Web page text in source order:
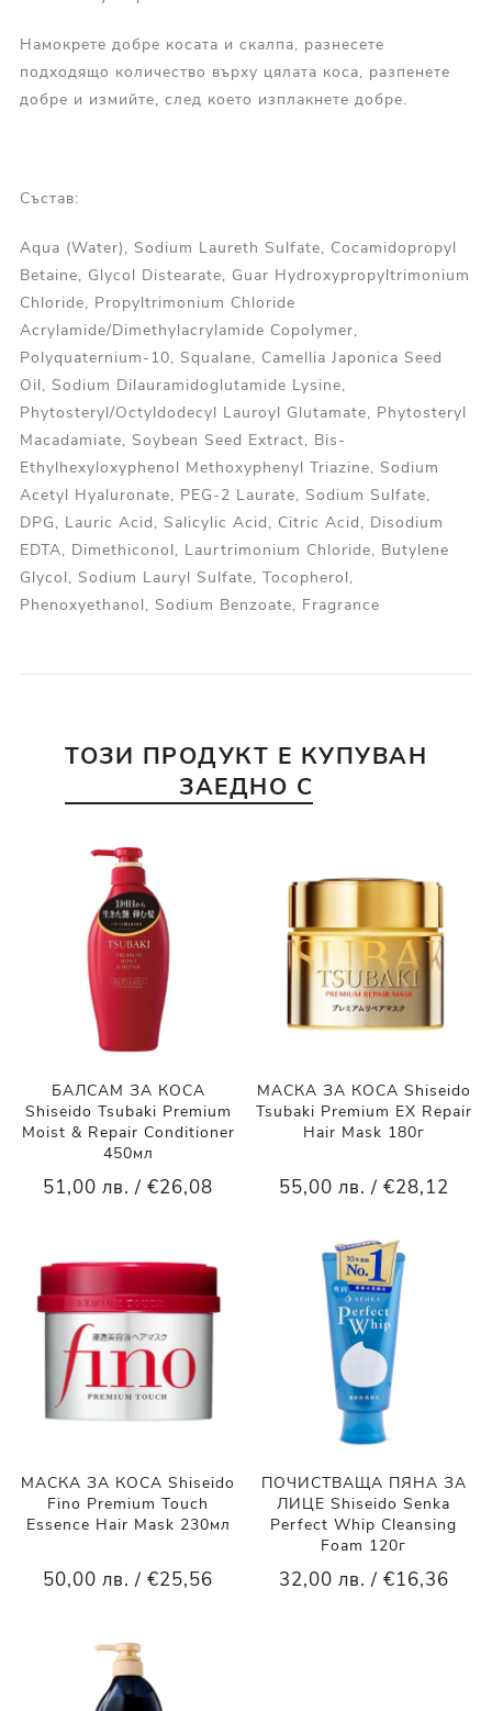
Намокрете добре косата и скалпа, разнесете
подходящо количество върху цялата коса, разпенете
добре и измийте, след което изплакнете добре.
Състав:
Aqua (Water), Sodium Laureth Sulfate, Cocamidopropyl
Betaine, Glycol Distearate, Guar Hydroxypropyltrimonium
Chloride, Propyltrimonium Chloride
Acrylamide/Dimethylacrylamide Copolymer,
Polyquaternium-10, Squalane, Camellia Japonica Seed
Oil, Sodium Dilauramidoglutamide Lysine,
Phytosteryl/Octyldodecyl Lauroyl Glutamate, Phytosteryl
Macadamiate, Soybean Seed Extract, Bis-
Ethylhexyloxyphenol Methoxyphenyl Triazine, Sodium
Acetyl Hyaluronate, PEG-2 Laurate, Sodium Sulfate,
DPG, Lauric Acid, Salicylic Acid, Citric Acid, Disodium
EDTA, Dimethiconol, Laurtrimonium Chloride, Butylene
Glycol, Sodium Lauryl Sulfate, Tocopherol,
Phenoxyethanol, Sodium Benzoate, Fragrance
ТОЗИ ПРОДУКТ Е КУПУВАН
ЗАЕДНО С
БАЛСАМ ЗА КОСА
Shiseido Tsubaki Premium
Moist & Repair Conditioner
450мл
51,00 лв. / €26,08
МАСКА ЗА КОСА Shiseido
Tsubaki Premium EX Repair
Hair Mask 180г
55,00 лв. / €28,12
МАСКА ЗА КОСА Shiseido
Fino Premium Touch
Essence Hair Mask 230мл
50,00 лв. / €25,56
ПОЧИСТВАЩА ПЯНА ЗА
ЛИЦЕ Shiseido Senka
Perfect Whip Cleansing
Foam 120г
32,00 лв. / €16,36